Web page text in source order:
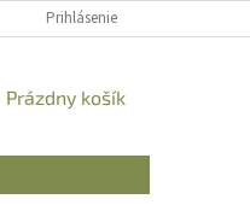
Prihlásenie
NÁKUPNÝ
Prázdny košík